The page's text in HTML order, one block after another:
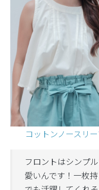
コットンノースリ
フロントはシンプ
愛いんです！一枚